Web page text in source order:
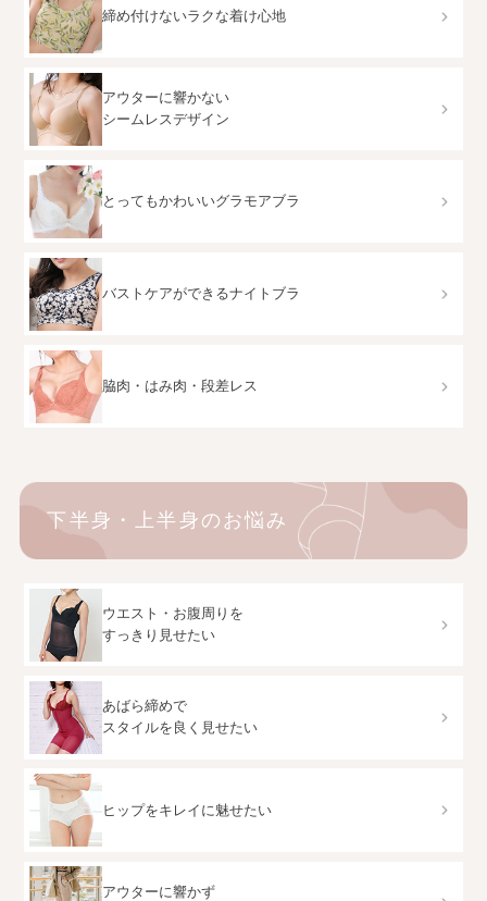
締め付けないラクな着け心地
アウターに響かない
シームレスデザイン
とってもかわいいグラモアブラ
バストケアができるナイトブラ
脇肉・はみ肉・段差レス
下半身・上半身のお悩み
ウエスト・お腹周りを
すっきり見せたい
あばら締めで
スタイルを良く見せたい
ヒップをキレイに魅せたい
アウターに響かず